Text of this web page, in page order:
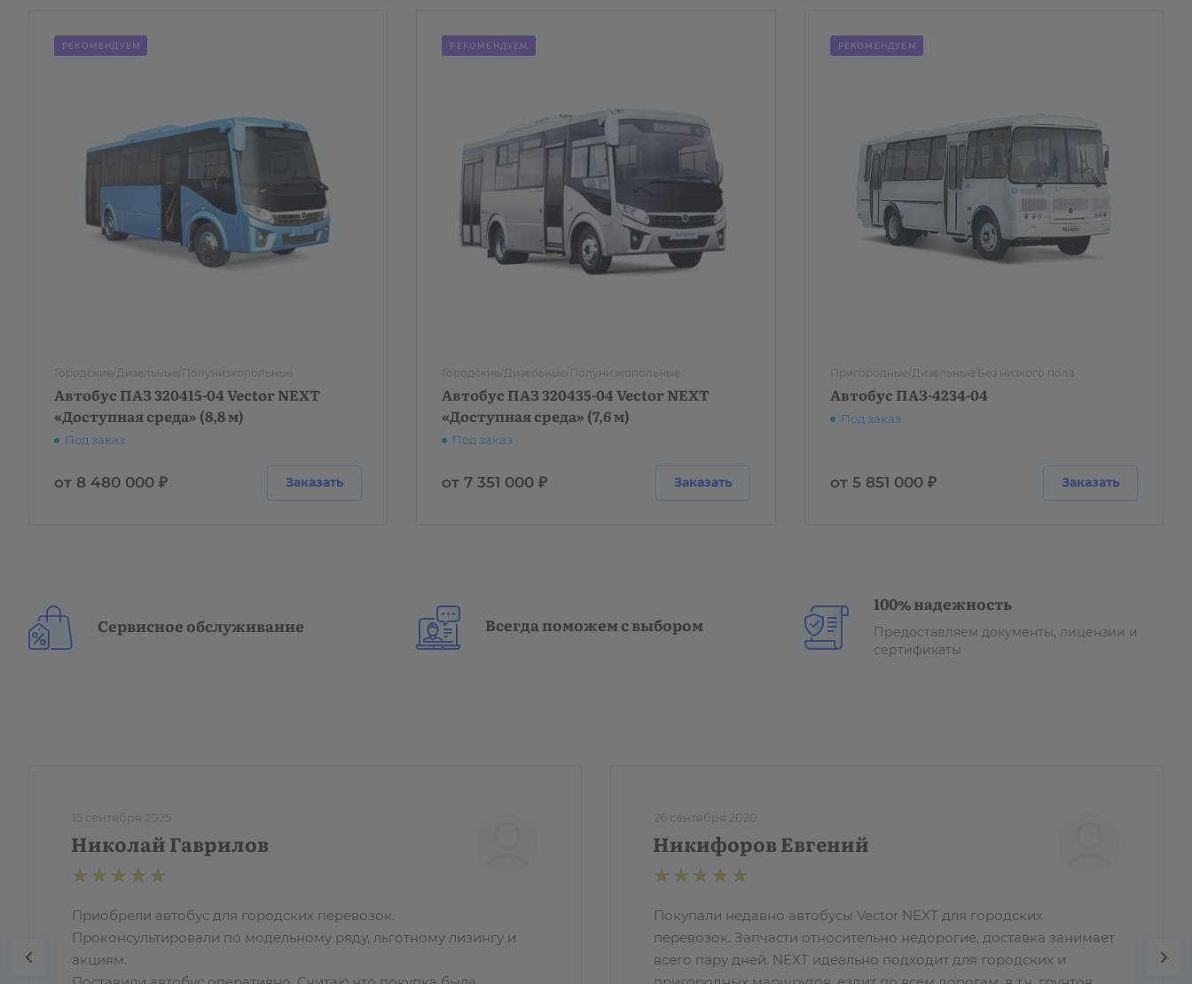
РЕКОМЕНДУЕМ
Городские/Дизельные/Полунизкопольные
Автобус ПАЗ 320415-04 Vector NEXT
«Доступная среда» (8,8 м)
Под заказ
от 8 480 000 ₽ Заказать
РЕКОМЕНДУЕМ
Городские/Дизельные/Полунизкопольные
Автобус ПАЗ 320435-04 Vector NEXT
«Доступная среда» (7,6 м)
Под заказ
от 7 351 000 ₽ Заказать
РЕКОМЕНДУЕМ
Пригородные/Дизельные/Без низкого пола
Автобус ПАЗ-4234-04
Под заказ
от 5 851 000 ₽ Заказать
Сервисное обслуживание Всегда поможем с выбором
100% надежность
Предоставляем документы, лицензии и
сертификаты
15 сентября 2025
Николай Гаврилов
Приобрели автобус для городских перевозок.
Проконсультировали по модельному ряду, льготному лизингу и
акциям.
26 сентября 2020
Никифоров Евгений
Покупали недавно автобусы Vector NEXT для городских
перевозок. Запчасти относительно недорогие, доставка занимает
всего пару дней. NEXT идеально подходит для городских и